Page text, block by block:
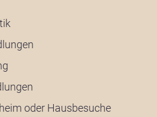
oder Hausbesuche